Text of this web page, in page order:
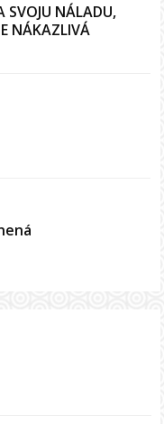
SVOJU NÁLADU,
NÁKAZLIVÁ